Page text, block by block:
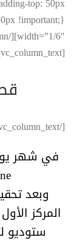
[vc_column_text]
[/vc_column_text][vc_column_text]
في شهر يونيو 2014، تم إنشاء
وبعد
المركز
ستوديو